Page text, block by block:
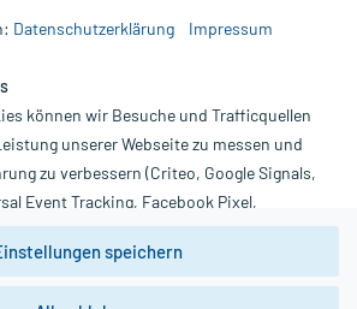
Behandlung durch einen Arzt. Bitte
können. | Diese Webseite benutzt
Sie bitte dazu die wichtigen Hinweise in
Für den Widerruf einer Bestellung
Datenschutzerklärung Impressum
können wir Besuche und Trafficquellen
unserer Webseite zu messen und
zu verbessern (Criteo, Google Signals,
Event Tracking, Facebook Pixel,
darauf hin, dass die
speichern